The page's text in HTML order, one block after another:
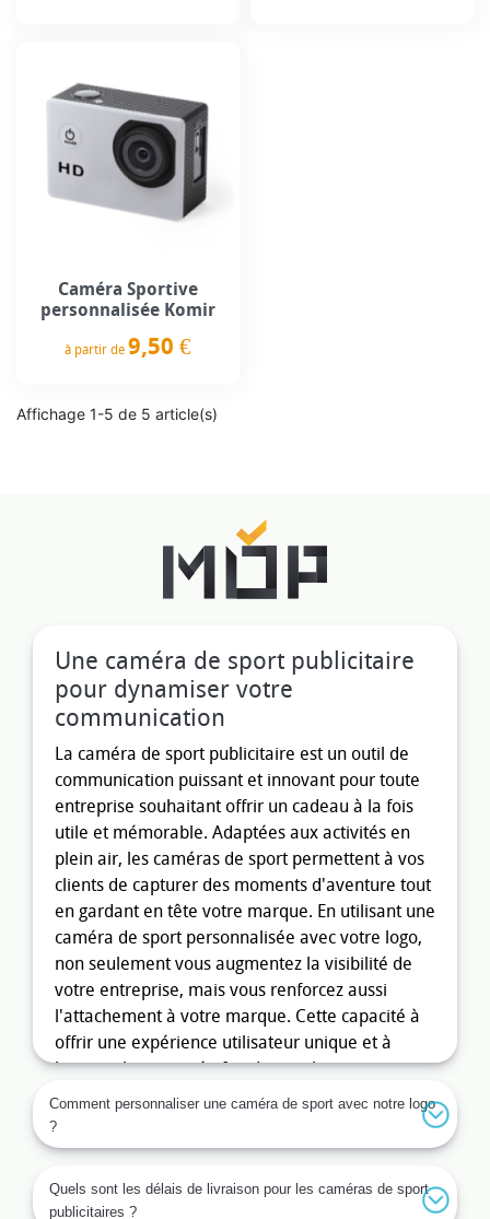
Une caméra de sport publicitaire
pour dynamiser votre
communication
La caméra de sport publicitaire est un outil de
communication puissant et innovant pour toute
entreprise souhaitant offrir un cadeau à la fois
utile et mémorable. Adaptées aux activités en
plein air, les caméras de sport permettent à vos
clients de capturer des moments d'aventure tout
en gardant en tête votre marque. En utilisant une
caméra de sport personnalisée avec votre logo,
non seulement vous augmentez la visibilité de
votre entreprise, mais vous renforcez aussi
l'attachement à votre marque. Cette capacité à
offrir une expérience utilisateur unique et à
haute valeur ajoutée fait de cet objet un
excellent choix pour toute campagne marketing.
Les avantages d'une caméra de
Les caméras de sport publicitaires présentent de
Comment personnaliser une caméra de sport avec notre logo
?
Quels sont les délais de livraison pour les caméras de sport
publicitaires ?
Caméra Sportive
personnalisée Komir
à partir de 9,50 €
Affichage 1-5 de 5 article(s)